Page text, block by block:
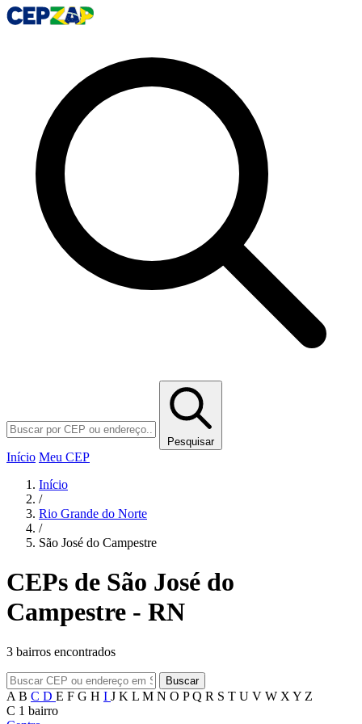
Pesquisar
Início Meu CEP
Início
/
Rio Grande do Norte
/
São José do Campestre
CEPs de São José do
Campestre - RN
3 bairros encontrados
Buscar
A B C D E F G H I J K L M N O PQ R S T U V W X Y Z
C 1 bairro